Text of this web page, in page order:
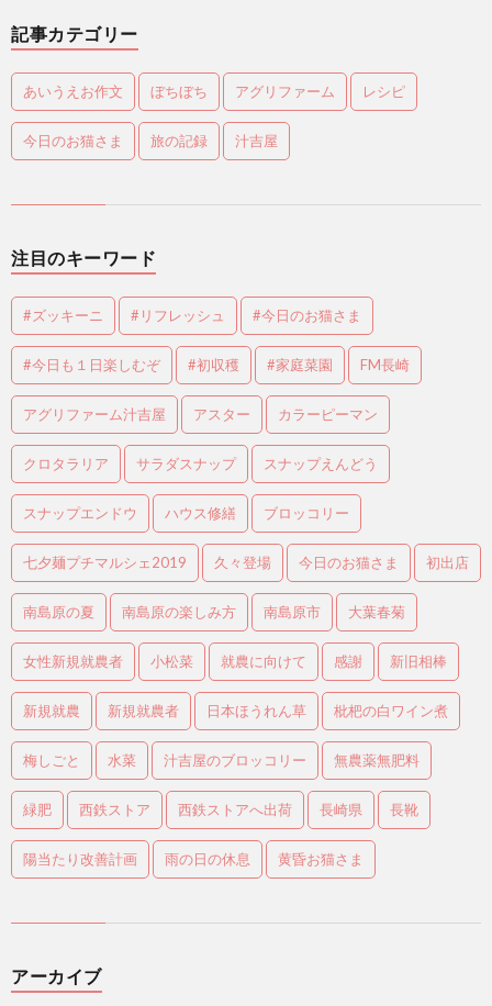
記事カテゴリー
あいうえお作文 ぼちぼち アグリファーム レシピ
今日のお猫さま 旅の記録 汁吉屋
注目のキーワード
#ズッキーニ #リフレッシュ #今日のお猫さま
#今日も１日楽しむぞ #初収穫 #家庭菜園 FM長崎
アグリファーム汁吉屋 アスター カラーピーマン
クロタラリア サラダスナップ スナップえんどう
スナップエンドウ ハウス修繕 ブロッコリー
七夕麺プチマルシェ2019 久々登場 今日のお猫さま 初出店
南島原の夏 南島原の楽しみ方 南島原市 大葉春菊
女性新規就農者 小松菜 就農に向けて 感謝 新旧相棒
新規就農 新規就農者 日本ほうれん草 枇杷の白ワイン煮
梅しごと 水菜 汁吉屋のブロッコリー 無農薬無肥料
緑肥 西鉄ストア 西鉄ストアへ出荷 長崎県 長靴
陽当たり改善計画 雨の日の休息 黄昏お猫さま
アーカイブ